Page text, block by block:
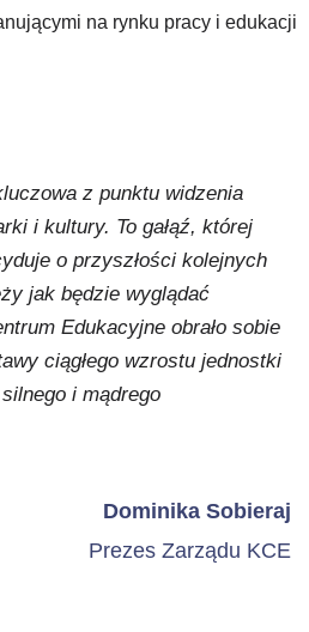
na rynku pracy i edukacji
z punktu widzenia
i kultury. To gałąź, której
o przyszłości kolejnych
jak będzie wyglądać
Edukacyjne obrało sobie
ciągłego wzrostu jednostki
i mądrego
Dominika Sobieraj
Prezes Zarządu KCE